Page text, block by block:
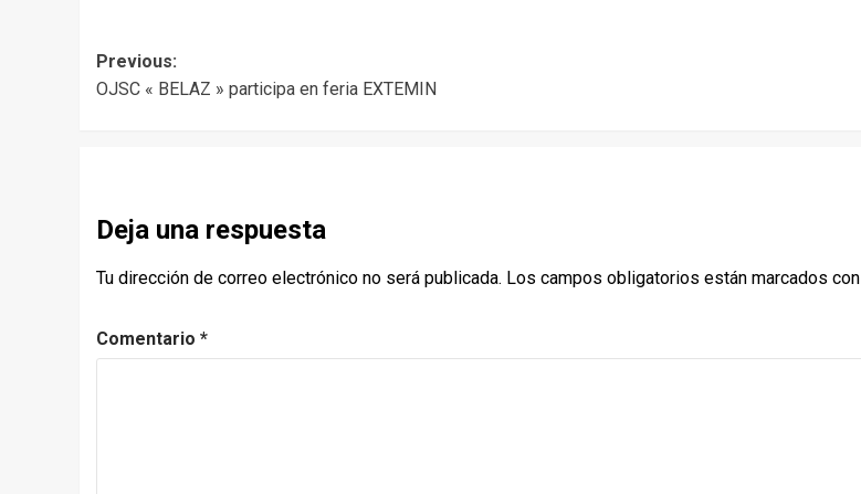
Post
navigation
Previous:
OJSC « BELAZ » participa en feria EXTEMIN
Deja una respuesta
Tu dirección de correo electrónico no será publicada. Los campos obligatorios están marcados con
Comentario *